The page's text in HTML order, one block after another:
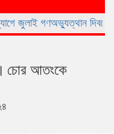
দিবসে র‌্যালি ও
চোর আতংকে